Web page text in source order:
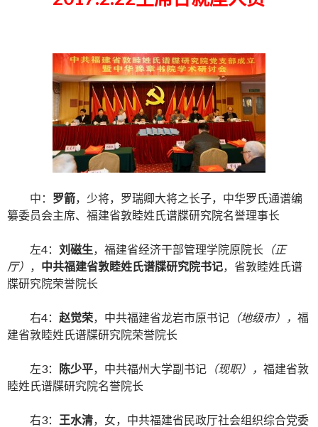
中： 罗箭，少将，罗瑞卿大将之长子，中华罗氏通谱编
纂委员会主席、福建省敦睦姓氏谱牒研究院名誉理事长
左4： 刘磁生，福建省经济干部管理学院原院长 （正
厅） ， 中共福建省敦睦姓氏谱牒研究院书记，省敦睦姓氏谱
牒研究院荣誉院长
右4： 赵觉荣，中共福建省龙岩市原书记 （地级市）， 福
建省敦睦姓氏谱牒研究院荣誉院长
左3： 陈少平，中共福州大学副书记 （现职）， 福建省敦
睦姓氏谱牒研究院名誉院长
右3： 王水清，女，中共福建省民政厅社会组织综合党委